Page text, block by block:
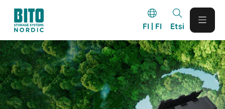
FI | FI Etsi